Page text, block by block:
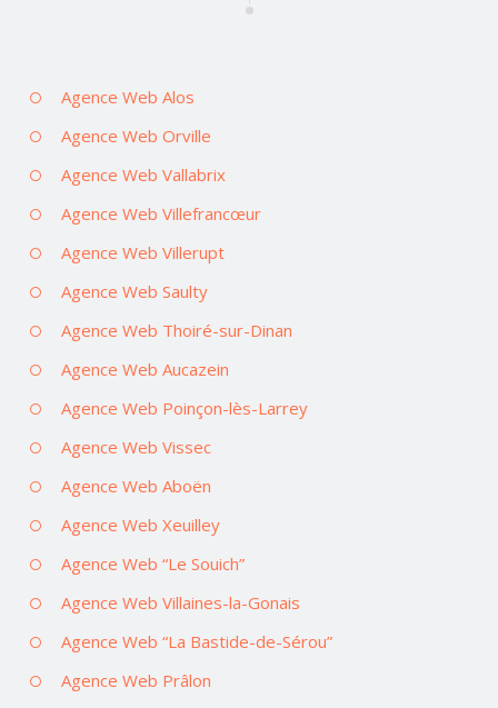
Agence Web Alos
Agence Web Orville
Agence Web Vallabrix
Agence Web Villefrancœur
Agence Web Villerupt
Agence Web Saulty
Agence Web Thoiré-sur-Dinan
Agence Web Aucazein
Agence Web Poinçon-lès-Larrey
Agence Web Vissec
Agence Web Aboën
Agence Web Xeuilley
Agence Web “Le Souich”
Agence Web Villaines-la-Gonais
Agence Web “La Bastide-de-Sérou”
Agence Web Prâlon